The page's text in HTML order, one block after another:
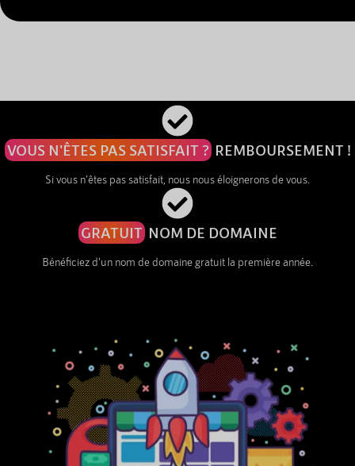
VOUS N'ÊTES PAS SATISFAIT ?REMBOURSEMENT !
Si vous n'êtes pas satisfait, nous nous éloignerons de vous.
GRATUITNOM DE DOMAINE
Bénéficiez d'un nom de domaine gratuit la première année.